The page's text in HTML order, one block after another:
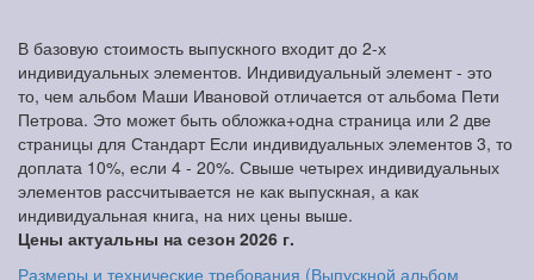
В базовую стоимость выпускного входит до 2-х
индивидуальных элементов. Индивидуальный элемент - это
то, чем альбом Маши Ивановой отличается от альбома Пети
Петрова. Это может быть обложка+одна страница или 2 две
страницы для Стандарт Если индивидуальных элементов 3, то
доплата 10%, если 4 - 20%. Свыше четырех индивидуальных
элементов рассчитывается не как выпускная, а как
индивидуальная книга, на них цены выше.
Цены актуальны на сезон 2026 г.
Размеры и технические требования (Выпускной альбом